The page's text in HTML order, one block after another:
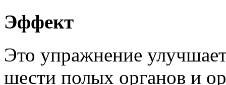
Эффект
Это упражнение
шести полых органов и